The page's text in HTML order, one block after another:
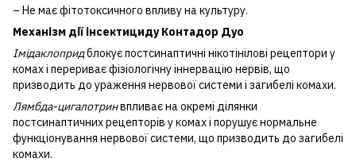
– Не має фітотоксичного впливу на культуру.
Механізм дії інсектициду Контадор Дуо
Імідаклопридблокує постсинаптичні нікотінілові рецептори у
комах і перериває фізіологічну іннервацію нервів, що
призводить до ураження нервової системи і загибелі комахи.
Лямбда-цигалотринвпливає на окремі ділянки
постсинаптичних рецепторів у комах і порушує нормальне
функціонування нервової системи, що призводить до загибелі
комахи.